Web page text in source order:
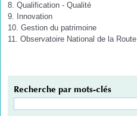
8. Qualification - Qualité
9. Innovation
10. Gestion du patrimoine
11. Observatoire National de la Route
Recherche par mots-clés